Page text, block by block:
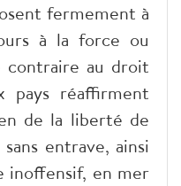
fermement à
à la force ou
au droit
pays réaffirment
de la liberté de
entrave, ainsi
inoffensif, en mer